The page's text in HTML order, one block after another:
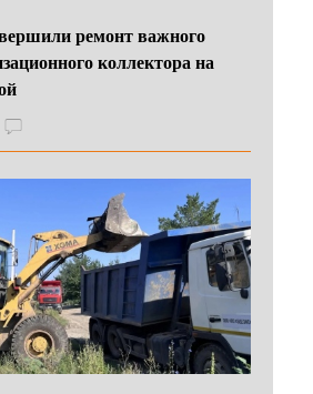
ремонт важного
коллектора на